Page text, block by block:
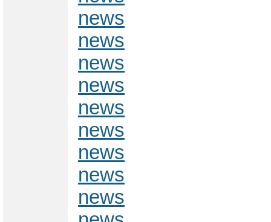
news
news
news
news
news
news
news
news
news